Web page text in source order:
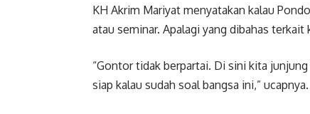
KH Akrim Mariyat menyatakan kalau
atau seminar. Apalagi yang dibahas terkait
“Gontor tidak berpartai. Di sini kita
siap kalau sudah soal bangsa ini,” ucapnya.